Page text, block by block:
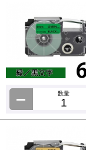
数量